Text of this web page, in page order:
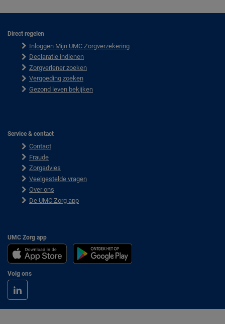
Direct regelen
Inloggen Mijn UMC Zorgverzekering
Declaratie indienen
Zorgverlener zoeken
Vergoeding zoeken
Gezond leven bekijken
Service & contact
Contact
Fraude
Zorgadvies
Veelgestelde vragen
Over ons
De UMC Zorg app
UMC Zorg app
Volg ons